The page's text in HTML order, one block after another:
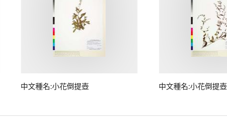
中文種名:小花倒提壺 中文種名:小花倒提壺